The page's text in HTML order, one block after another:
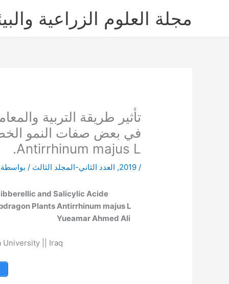
مجلة العلوم الزراعية
تأثير طريقة التربية
في بعض صفات النمو
Antirrhinum majus L.
/
2019
, العدد الثاني-المجلد الثالث / بواسطة
and Salicylic Acide
Plants Antirrhinum majus L.
Yueamar Ahmed Ali
University || Iraq